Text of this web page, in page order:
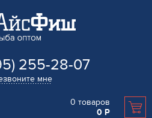
255-28-07
мне
0 товаров
0 Р